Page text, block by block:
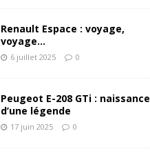
Renault Espace : voyage,
voyage…
6 juillet 2025 0
Peugeot E-208 GTi : naissance
d’une légende
17 juin 2025 0